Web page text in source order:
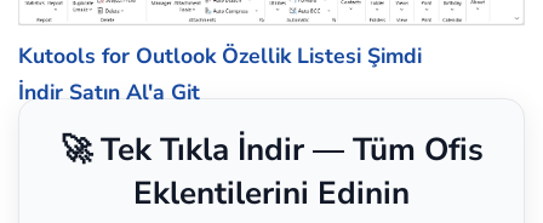
Kutools for Outlook Özellik Listesi Şimdi
İndir Satın Al'a Git
🚀 Tek Tıkla İndir — Tüm Ofis
Eklentilerini Edinin